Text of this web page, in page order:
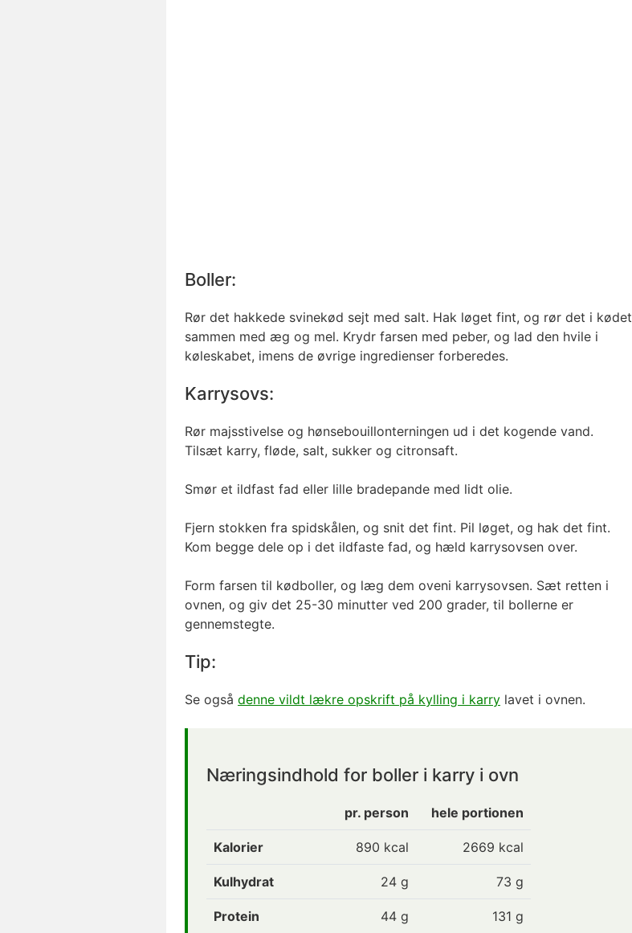
Boller:
Rør det hakkede svinekød sejt med salt. Hak løget fint, og rør det i kødet
sammen med æg og mel. Krydr farsen med peber, og lad den hvile i
køleskabet, imens de øvrige ingredienser forberedes.
Karrysovs:
Rør majsstivelse og hønsebouillonterningen ud i det kogende vand.
Tilsæt karry, fløde, salt, sukker og citronsaft.
Smør et ildfast fad eller lille bradepande med lidt olie.
Fjern stokken fra spidskålen, og snit det fint. Pil løget, og hak det fint.
Kom begge dele op i det ildfaste fad, og hæld karrysovsen over.
Form farsen til kødboller, og læg dem oveni karrysovsen. Sæt retten i
ovnen, og giv det 25-30 minutter ved 200 grader, til bollerne er
gennemstegte.
Tip:
Se også denne vildt lækre opskrift på kylling i karry lavet i ovnen.
Næringsindhold for boller i karry i ovn
pr. person hele portionen
Kalorier 890 kcal 2669 kcal
Kulhydrat 24 g 73 g
Protein 44 g 131 g